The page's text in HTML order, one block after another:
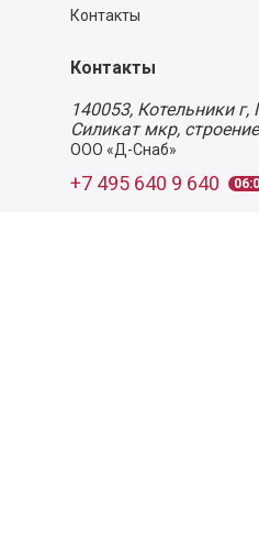
Контакты
Контакты
140053, Котельники
Силикат мкр,
ООО «Д-Снаб»
+7 495 640 9 640